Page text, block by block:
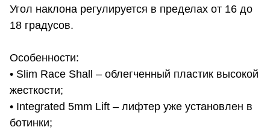
Угол наклона регулируется в пределах от 16 до
18 градусов.
Особенности:
• Slim Race Shall – облегченный пластик высокой
жесткости;
• Integrated 5mm Lift – лифтер уже установлен в
ботинки;